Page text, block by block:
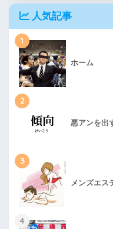
人気記事
1
ホーム
2
悪アンを出
3
メンズエス
4